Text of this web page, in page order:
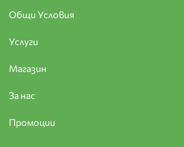
Общи Условия
Услуги
Магазин
За нас
Промоции